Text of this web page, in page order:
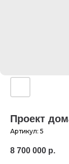
Проект
Артикул: 5
8 700 000 р.